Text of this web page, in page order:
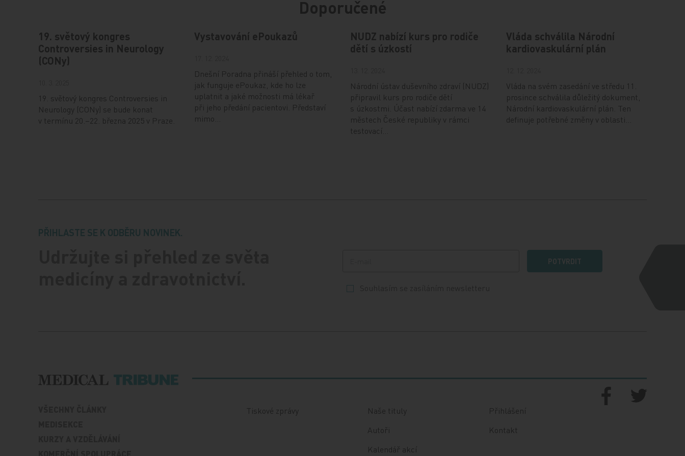
Doporučené
19. světový kongres
Controversies in Neurology
(CONy)
19. světový kongres Controversies in
Neurology (CONy) se bude konat
v termínu 20.–22. března 2025 v Praze.
Vystavování ePoukazů
Dnešní Poradna přináší přehled o tom,
jak funguje ePoukaz, kde ho lze
uplatnit a jaké možnosti má lékař
při jeho předání pacientovi. Představí
mimo…
NUDZ nabízí kurs pro rodiče
dětí s úzkostí
Národní ústav duševního zdraví (NUDZ)
připravil kurs pro rodiče dětí
s úzkostmi. Účast nabízí zdarma ve 14
městech České republiky v rámci
testovací…
Vláda schválila Národní
kardiovaskulární plán
Vláda na svém zasedání ve středu 11.
prosince schválila důležitý dokument,
Národní kardiovaskulární plán. Ten
definuje potřebné změny v oblasti…
PŘIHLASTE SE K ODBĚRU NOVINEK.
POTVRDIT
Tiskové zprávy
Naše tituly
Autoři
Kalendář akcí
Přihlášení
Kontakt